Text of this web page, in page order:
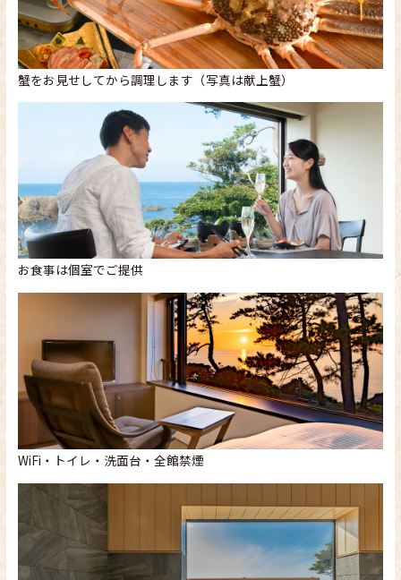
蟹をお見せしてから調理します（写真は献上蟹）
お食事は個室でご提供
WiFi・トイレ・洗面台・全館禁煙